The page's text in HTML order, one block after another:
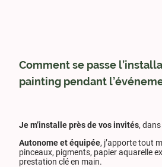
Comment se passe
painting pendant
Je m’installe près de vos invités,
Autonome et équipée, j’apporte tout
pinceaux, pigments, papier aquarelle
prestation clé en main.